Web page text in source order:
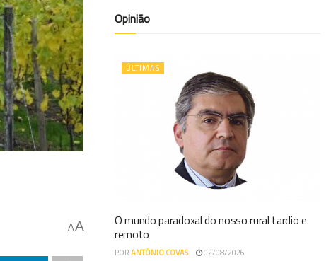
AA
Opinião
ÚLTIMAS
O mundo paradoxal do nosso rural tardio e
remoto
PORANTÓNIO COVAS 02/08/2026